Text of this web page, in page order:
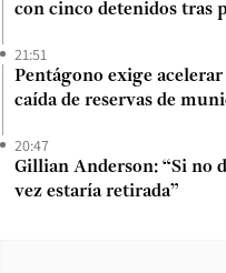
con cinco detenidos tras
21:51
Pentágono exige
caída de reservas de
20:47
Gillian Anderson: “Si no
vez estaría retirada”